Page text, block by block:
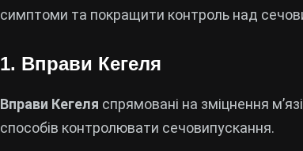
симптоми та покращити контроль над
1. Вправи Кегеля
Вправи Кегеля спрямовані на зміцнення
способів контролювати сечовипускання.